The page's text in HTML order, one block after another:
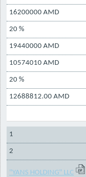
16200000 AMD
20 %
19440000 AMD
10574010 AMD
20 %
12688812.00 AMD
1
2
"YANS HOLDING" LLC